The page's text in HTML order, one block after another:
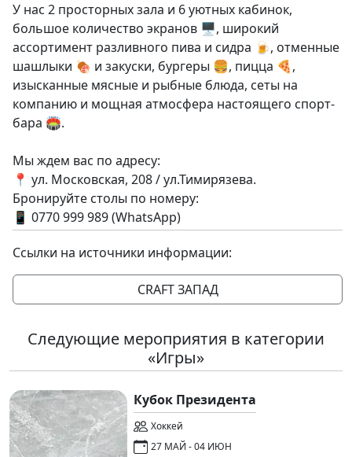
У нас 2 просторных зала и 6 уютных кабинок,
большое количество экранов 🖥, широкий
ассортимент разливного пива и сидра 🍺, отменные
шашлыки 🍖 и закуски, бургеры 🍔, пицца 🍕,
изысканные мясные и рыбные блюда, сеты на
компанию и мощная атмосфера настоящего спорт-
бара 🏟.
Мы ждем вас по адресу:
📍 ул. Московская, 208 / ул.Тимирязева.
Бронируйте столы по номеру:
📱 0770 999 989 (WhatsApp)
Ссылки на источники информации:
CRAFT ЗАПАД
Следующие мероприятия в категории
«Игры»
Кубок Президента
Хоккей
27 МАЙ - 04 ИЮН